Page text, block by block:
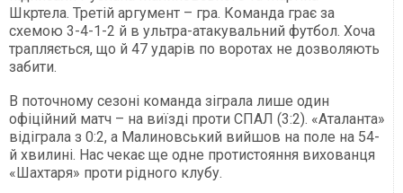
Шкртела. Третій аргумент – гра. Команда грає за
схемою 3-4-1-2 й в ультра-атакувальний футбол. Хоча
трапляється, що й 47 ударів по воротах не дозволяють
забити.
В поточному сезоні команда зіграла лише один
офіційний матч – на виїзді проти СПАЛ (3:2). «Аталанта»
відіграла з 0:2, а Малиновський вийшов на поле на 54-
й хвилині. Нас чекає ще одне протистояння вихованця
«Шахтаря» проти рідного клубу.